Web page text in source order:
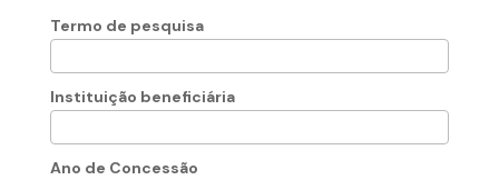
Termo de pesquisa
Instituição beneficiária
Ano de Concessão